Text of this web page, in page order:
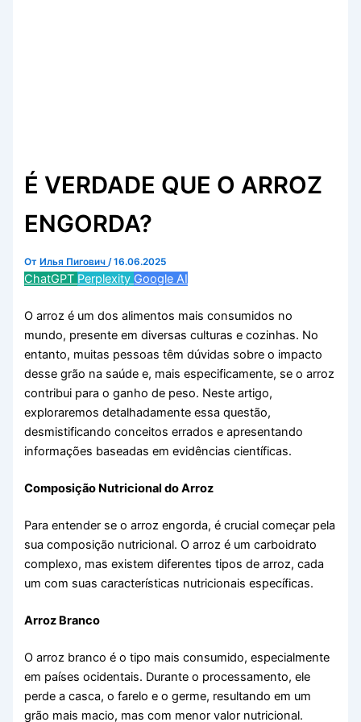
É VERDADE QUE O ARROZ
ENGORDA?
От Илья Пигович/16.06.2025
ChatGPT Perplexity Google AI
O arroz é um dos alimentos mais consumidos no
mundo, presente em diversas culturas e cozinhas. No
entanto, muitas pessoas têm dúvidas sobre o impacto
desse grão na saúde e, mais especificamente, se o arroz
contribui para o ganho de peso. Neste artigo,
exploraremos detalhadamente essa questão,
desmistificando conceitos errados e apresentando
informações baseadas em evidências científicas.
Composição Nutricional do Arroz
Para entender se o arroz engorda, é crucial começar pela
sua composição nutricional. O arroz é um carboidrato
complexo, mas existem diferentes tipos de arroz, cada
um com suas características nutricionais específicas.
Arroz Branco
O arroz branco é o tipo mais consumido, especialmente
em países ocidentais. Durante o processamento, ele
perde a casca, o farelo e o germe, resultando em um
grão mais macio, mas com menor valor nutricional.